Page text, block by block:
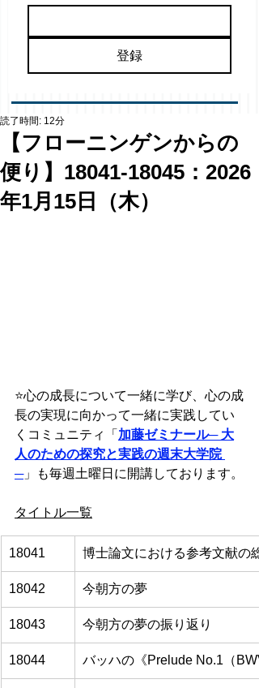
登録
【フローニンゲンからの
便り】18041-18045：2026
年1月15日（木）
読了時間: 12分
⭐️心の成長について一緒に学び、心の成
長の実現に向かって一緒に実践してい
くコミュニティ「 加藤ゼミナール─ 大
人のための探究と実践の週末大学院
─」も毎週土曜日に開講しております。
タイトル一覧
18041 博士論文における参考文献の
18042 今朝方の夢
18043 今朝方の夢の振り返り
18044 バッハの《Prelude No.1（